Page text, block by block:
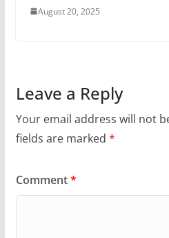
August 20, 2025
Leave a Reply
Your email address will not
fields are marked *
Comment*